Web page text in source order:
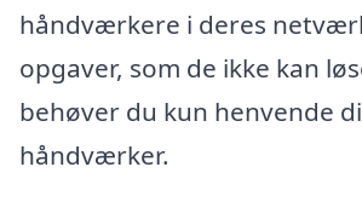
håndværkere i deres
opgaver, som de ikke kan
behøver du kun henvende
håndværker.